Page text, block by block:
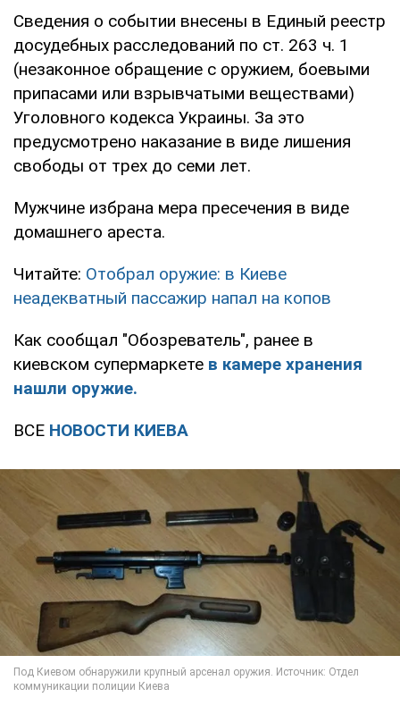
Сведения о событии внесены в Единый реестр
досудебных расследований по ст. 263 ч. 1
(незаконное обращение с оружием, боевыми
припасами или взрывчатыми веществами)
Уголовного кодекса Украины. За это
предусмотрено наказание в виде лишения
свободы от трех до семи лет.
Мужчине избрана мера пресечения в виде
домашнего ареста.
Читайте: Отобрал оружие: в Киеве
неадекватный пассажир напал на копов
Как сообщал "Обозреватель", ранее в
киевском супермаркете в камере хранения
нашли оружие.
ВСЕ НОВОСТИ КИЕВА